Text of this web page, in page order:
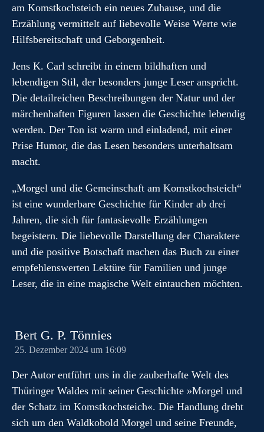
am Komstkochsteich ein neues Zuhause, und die
Erzählung vermittelt auf liebevolle Weise Werte wie
Hilfsbereitschaft und Geborgenheit.
Jens K. Carl schreibt in einem bildhaften und
lebendigen Stil, der besonders junge Leser anspricht.
Die detailreichen Beschreibungen der Natur und der
märchenhaften Figuren lassen die Geschichte lebendig
werden. Der Ton ist warm und einladend, mit einer
Prise Humor, die das Lesen besonders unterhaltsam
macht.
„Morgel und die Gemeinschaft am Komstkochsteich“
ist eine wunderbare Geschichte für Kinder ab drei
Jahren, die sich für fantasievolle Erzählungen
begeistern. Die liebevolle Darstellung der Charaktere
und die positive Botschaft machen das Buch zu einer
empfehlenswerten Lektüre für Familien und junge
Leser, die in eine magische Welt eintauchen möchten.
Bert G. P. Tönnies
25. Dezember 2024 um 16:09
Der Autor entführt uns in die zauberhafte Welt des
Thüringer Waldes mit seiner Geschichte »Morgel und
der Schatz im Komstkochsteich«. Die Handlung dreht
sich um den Waldkobold Morgel und seine Freunde,